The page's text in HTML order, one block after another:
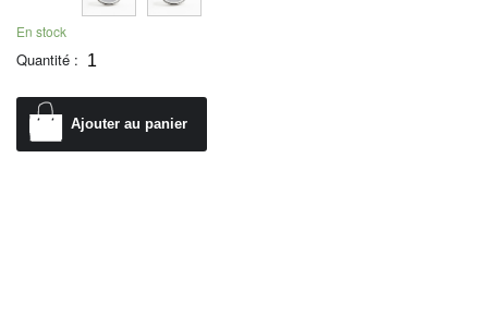
En stock
Quantité :
Ajouter au panier